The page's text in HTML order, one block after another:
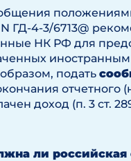
ГД-4-3/6713@
НК РФ для
подать
отчетного
доход (п. 3 ст.
ли